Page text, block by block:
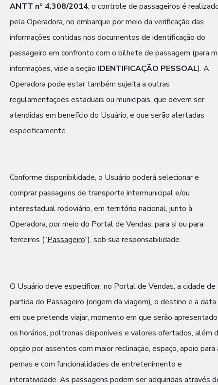
ANTT nº 4.308/2014, o controle de passageiros é
pela Operadora, no embarque por meio da verificação das
informações contidas nos documentos de identificação do
passageiro em confronto com o bilhete de passagem (para
informações, vide a seção IDENTIFICAÇÃO PESSOAL). A
Operadora pode estar também sujeita a outras
regulamentações estaduais ou municipais, que devem ser
atendidas em benefício do Usuário, e que serão alertadas
especificamente.
Conforme disponibilidade, o Usuário poderá selecionar e
comprar passagens de transporte intermunicipal e/ou
interestadual rodoviário, em território nacional, junto à
Operadora, por meio do Portal de Vendas, para si ou para
terceiros (“Passageiro”), sob sua responsabilidade.
O Usuário deve especificar, no Portal de Vendas, a cidade de
partida do Passageiro (origem da viagem), o destino e a data
em que pretende viajar, momento em que serão
os horários, poltronas disponíveis e valores ofertados, além
opção por assentos com maior reclinação, espaço, apoio para
pernas e com funcionalidades de entretenimento e
interatividade. As passagens podem ser adquiridas através